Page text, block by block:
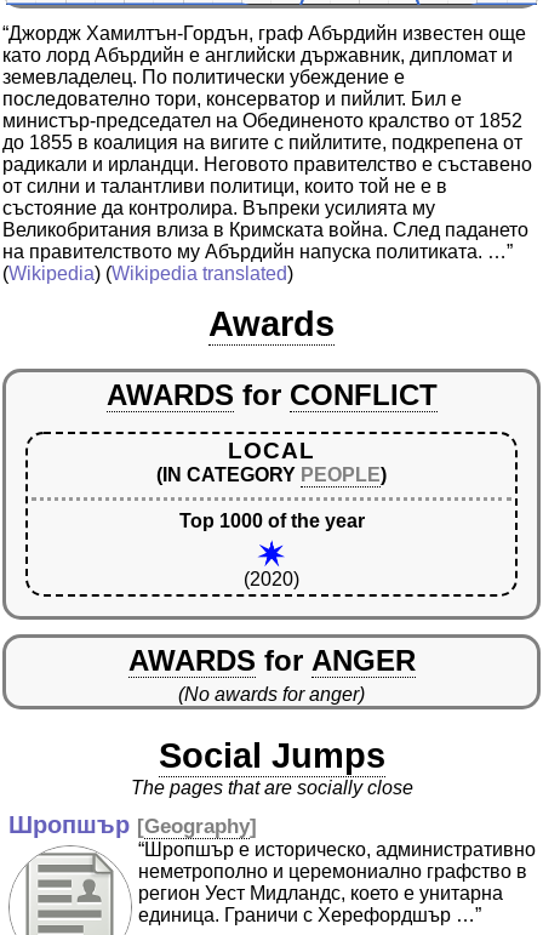
“Джордж Хамилтън-Гордън, граф Абърдийн известен още
като лорд Абърдийн е английски държавник, дипломат и
земевладелец. По политически убеждение е
последователно тори, консерватор и пийлит. Бил е
министър-председател на Обединеното кралство от 1852
до 1855 в коалиция на вигите с пийлитите, подкрепена от
радикали и ирландци. Неговото правителство е съставено
от силни и талантливи политици, които той не е в
състояние да контролира. Въпреки усилията му
Великобритания влиза в Кримската война. След падането
на правителството му Абърдийн напуска политиката. …”
(Wikipedia) (Wikipedia translated)
Awards
AWARDS for CONFLICT
LOCAL
(IN CATEGORY PEOPLE)
Top 1000 of the year
(2020)
AWARDS for ANGER
(No awards for anger)
Social Jumps
The pages that are socially close
Шропшър [Geography]
“Шропшър е историческо, административно
неметрополно и церемониално графство в
регион Уест Мидландс, което е унитарна
единица. Граничи с Херефордшър …”